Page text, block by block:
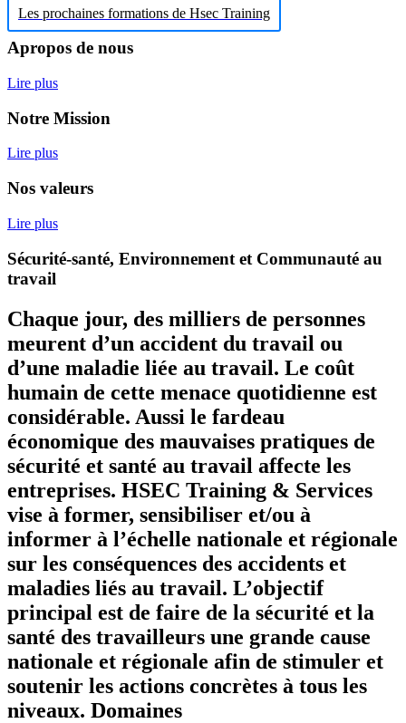
Les prochaines formations de Hsec Training
Apropos de nous
Lire plus
Notre Mission
Lire plus
Nos valeurs
Lire plus
Sécurité-santé, Environnement et Communauté au
travail
Chaque jour, des milliers de personnes
meurent d’un accident du travail ou
d’une maladie liée au travail. Le coût
humain de cette menace quotidienne est
considérable. Aussi le fardeau
économique des mauvaises pratiques de
sécurité et santé au travail affecte les
entreprises. HSEC Training & Services
vise à former, sensibiliser et/ou à
informer à l’échelle nationale et régionale
sur les conséquences des accidents et
maladies liés au travail. L’objectif
principal est de faire de la sécurité et la
santé des travailleurs une grande cause
nationale et régionale afin de stimuler et
soutenir les actions concrètes à tous les
niveaux. Domaines